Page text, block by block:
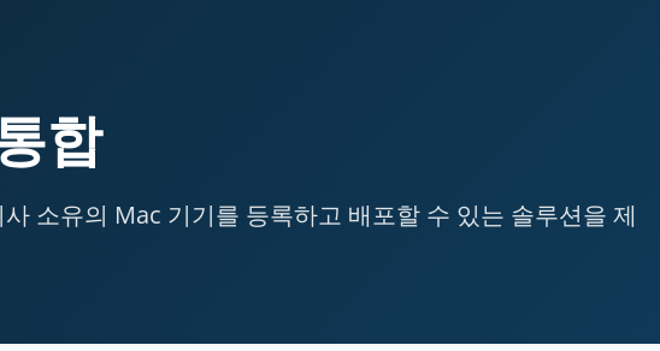
합
소유의 Mac 기기를 등록하고 배포할 수 있는 솔루션을 제